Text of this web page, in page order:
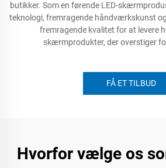
butikker. Som en førende LED-
teknologi, fremragende håndværkskunst
fremragende kvalitet for at levere
skærmprodukter, der overstiger
FÅ ET TILBUD
Hvorfor vælge os